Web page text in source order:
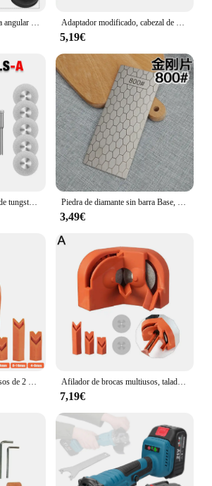
Adaptadores de amoladora angular de taladro eléctrico, herramienta eléctrica de 1 piezas para tallado, molienda, pulido de cavidades, joyería, artesanías, accesorios Adaptador modificado, cabezal de conversión de molienda directa para amoladora angular tipo 100 a amoladora recta, mandril M10, herramientas abrasivas de rosca
5,19€
Amoladora de electrodos de tungsteno, herramienta de soldadura TIG con ranuras de corte, orificios horizontales desplazados y de múltiples ángulos, herramienta doméstica de rectificado de electrodos de tungsteno Piedra de diamante sin barra Base, afilador de cuchillos usado, piedra de afilar de diamante, barras de piedra para afilar, herramienta de cocina
3,49€
Afilador de brocas multiusos de 2 a 16 mm, afilador de cuchillos para taladro de impacto eléctrico, pulidor de doble cara desechable, herramientas de pulido para el hogar Afilador de brocas multiusos, taladro de impacto eléctrico, afilador de cuchillos, pulido de doble cara desechable
7,19€